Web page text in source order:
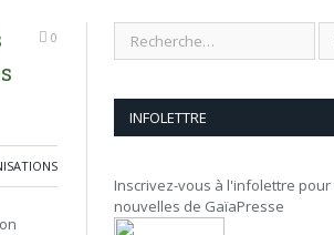
0
INFOLETTRE
Inscrivez-vous à l'infolettre
nouvelles de GaïaPresse